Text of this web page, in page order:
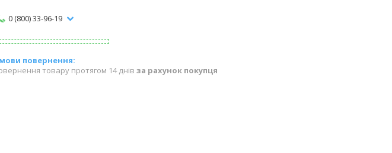
0 (800) 33-96-19
товару протягом 14 днів за рахунок покупця